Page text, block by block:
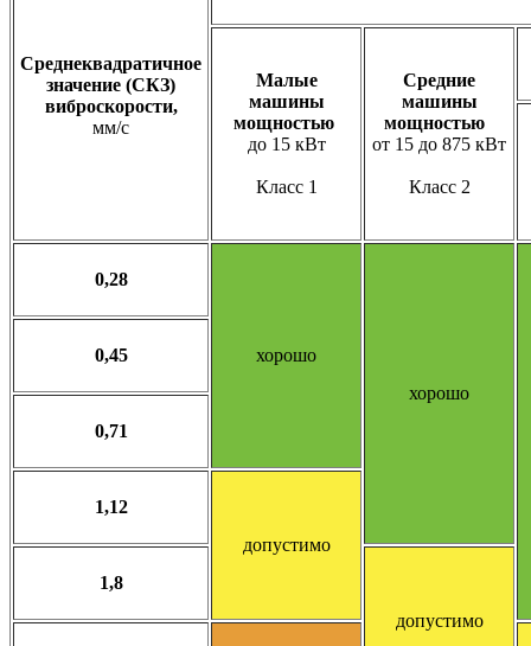
Среднеквадратичное
значение (СКЗ)
виброскорости,
мм/с
Малые
машины
мощностью
до 15 кВт
Класс 1
Средние
машины
мощностью
от 15 до 875 кВт
Класс 2
0,28
хорошо
хорошо
0,45
0,71
1,12
допустимо
1,8
допустимо